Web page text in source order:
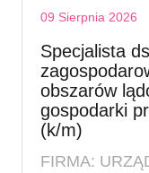
09 Sierpnia 2026
Specjalista
obszarów
gospodarki
(k/m)
FIRMA: